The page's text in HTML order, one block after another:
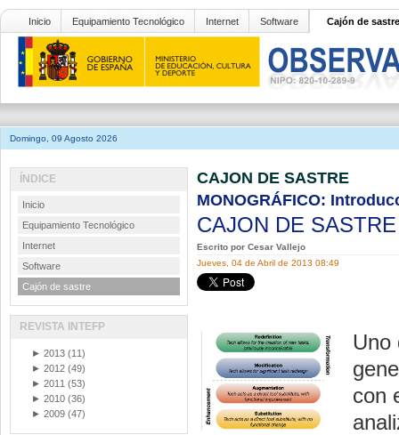
Inicio Equipamiento Tecnológico Internet Software Cajón de sastre
Domingo, 09 Agosto 2026
CAJON DE SASTRE
MONOGRÁFICO:
CAJON DE
Escrito por Cesar Vallejo
Jueves, 04 de Abril de 2013 08:49
Uno
con
ÍNDICE
Inicio
Equipamiento Tecnológico
Internet
Software
Cajón de sastre
REVISTA INTEFP
► 2013 (11)
► 2012 (49)
► 2011 (53)
► 2010 (36)
► 2009 (47)